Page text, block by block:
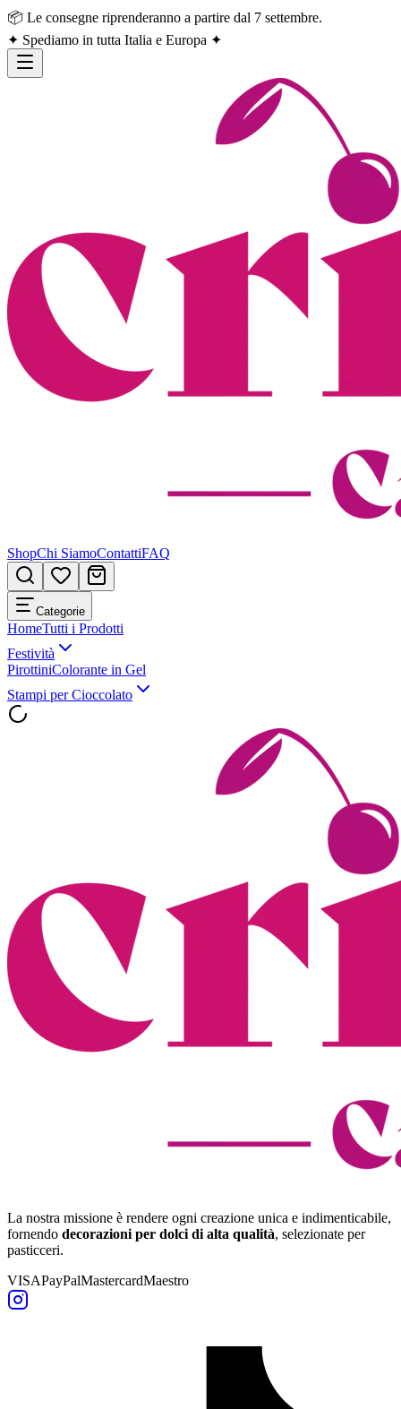
📦 Le consegne riprenderanno a partire dal 7 settembre.
✦ Spediamo in tutta Italia e Europa ✦
ShopChi SiamoContattiFAQ
Categorie
HomeTutti i Prodotti
Festività
PirottiniColorante in Gel
Stampi per Cioccolato
La nostra missione è rendere ogni creazione unica e indimenticabile,
fornendo decorazioni per dolci di alta qualità, selezionate per
pasticceri.
VISAPayPalMastercardMaestro